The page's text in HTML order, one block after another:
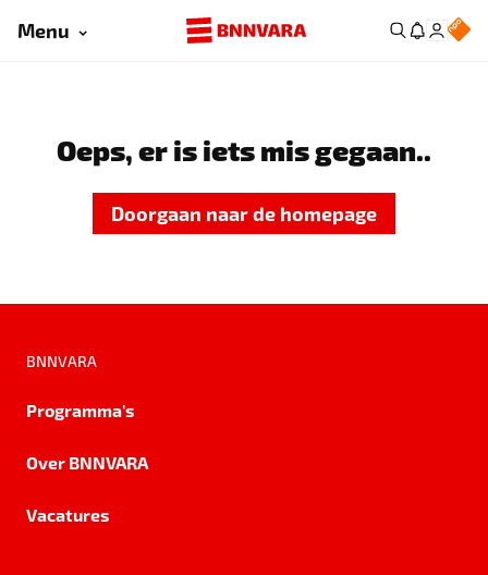
Menu
Oeps, er is iets mis gegaan..
Doorgaan naar de homepage
BNNVARA
Programma's
Over BNNVARA
Vacatures